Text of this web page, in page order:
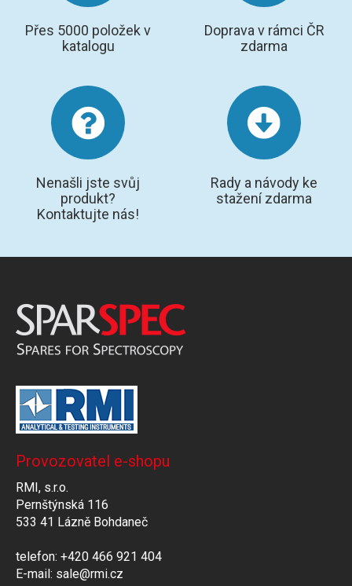
Přes 5000 položek v
katalogu
Doprava v rámci ČR
zdarma
Nenašli jste svůj
produkt?
Kontaktujte nás!
Rady a návody ke
stažení zdarma
Provozovatel e-shopu
RMI, s.r.o.
Pernštýnská 116
533 41 Lázně Bohdaneč
telefon: +420 466 921 404
E-mail: sale@rmi.cz